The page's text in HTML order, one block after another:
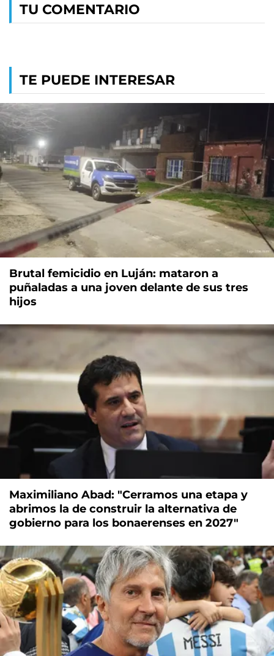
TU COMENTARIO
TE PUEDE INTERESAR
Brutal femicidio en Luján: mataron a
puñaladas a una joven delante de sus tres
hijos
Maximiliano Abad: "Cerramos una etapa y
abrimos la de construir la alternativa de
gobierno para los bonaerenses en 2027"